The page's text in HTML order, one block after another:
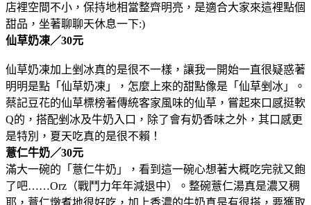
店裡空間不小，保持地相當整齊明亮，是適合大家來這裡點個
甜品，坐著聊聊天休息一下:)
仙草奶凍／30元
仙草奶凍加上剉冰真的是很不一樣，讓我一開始一直很疑惑著
明明是點「仙草奶凍」，怎麼上來的甜點像是「仙草剉冰」。
蔡記豆花的仙草標榜著傳統客家風味的仙草，嘗起來口感挺軟
Q的，搭配剉冰及牛奶入口，除了會有奶香味之外，其口感更
是特別，夏天吃真的是很不賴！
薏仁牛奶／30元
滿大一碗的「薏仁牛奶」，看到這一碗心想著大概吃完就又飽
了吧……Orz（戰鬥力年年減退中）。整碗薏仁湯真是濃又稠
耶，薏仁燉煮地很好吃，加上香濃的牛奶真是有很搭，要獲取